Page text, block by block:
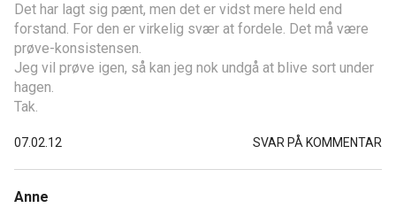
Det har lagt sig pænt, men det er vidst mere held end
forstand. For den er virkelig svær at fordele. Det må være
prøve-konsistensen.
Jeg vil prøve igen, så kan jeg nok undgå at blive sort under
hagen.
Tak.
07.02.12 SVAR PÅ KOMMENTAR
Anne